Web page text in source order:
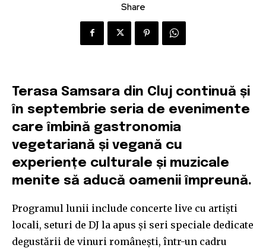
Share
Terasa Samsara din Cluj continuă și
în septembrie seria de evenimente
care îmbină gastronomia
vegetariană și vegană cu
experiențe culturale și muzicale
menite să aducă oamenii împreună.
Programul lunii include concerte live cu artiști
locali, seturi de DJ la apus și seri speciale dedicate
degustării de vinuri românești, într-un cadru